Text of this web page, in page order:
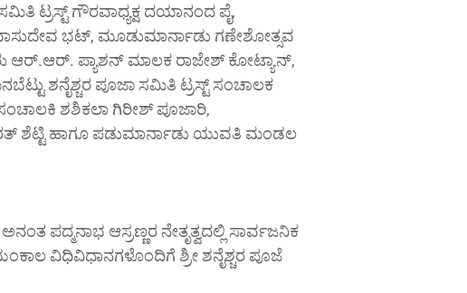
ಟ್ರಸ್ಟ್ ಗೌರವಾಧ್ಯಕ್ಷ ದಯಾನಂದ ಪೈ,
ಭಟ್, ಮೂಡುಮಾರ್ನಾಡು ಗಣೇಶೋತ್ಸವ
ಆರ್.ಆರ್. ಪ್ಯಾಶನ್ ಮಾಲಕ ರಾಜೇಶ್ ಕೋಟ್ಯಾನ್,
ಶನೈಶ್ಚರ ಪೂಜಾ ಸಮಿತಿ ಟ್ರಸ್ಟ್ ಸಂಚಾಲಕ
ಶಶಿಕಲಾ ಗಿರೀಶ್ ಪೂಜಾರಿ,
ಶೆಟ್ಟಿ ಹಾಗೂ ಪಡುಮಾರ್ನಾಡು ಯುವತಿ ಮಂಡಲ
ಪದ್ಮನಾಭ ಆಸ್ರಣ್ಣರ ನೇತೃತ್ವದಲ್ಲಿ ಸಾರ್ವಜನಿಕ
ವಿಧಿವಿಧಾನಗಳೊಂದಿಗೆ ಶ್ರೀ ಶನೈಶ್ಚರ ಪೂಜೆ